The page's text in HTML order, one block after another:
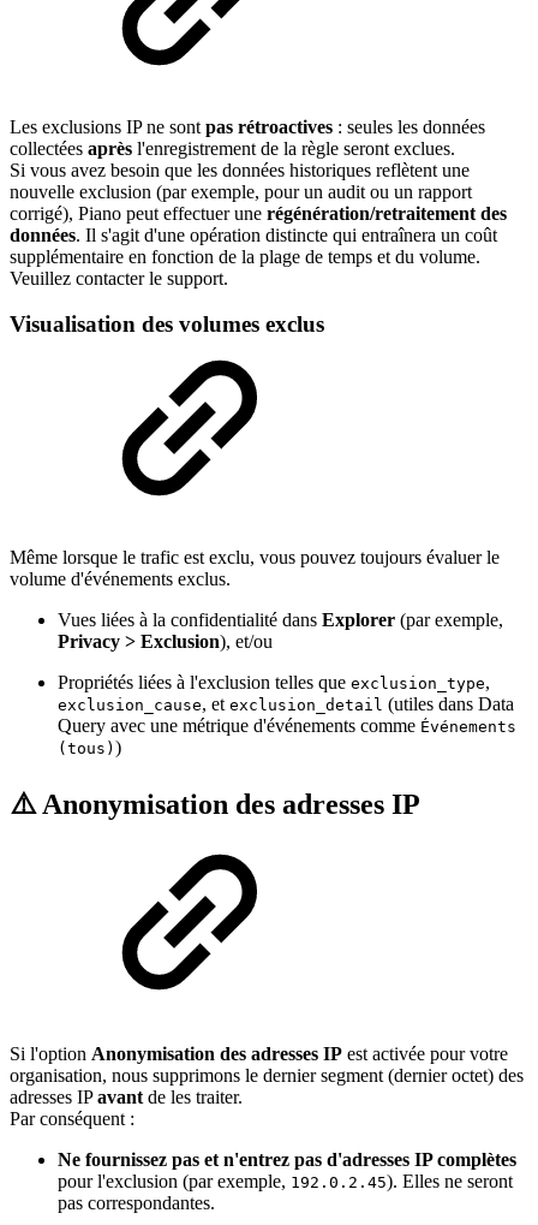
Les exclusions IP ne sont pas rétroactives : seules les données
collectées après l'enregistrement de la règle seront exclues.
Si vous avez besoin que les données historiques reflètent une
nouvelle exclusion (par exemple, pour un audit ou un rapport
corrigé), Piano peut effectuer une régénération/retraitement des
données. Il s'agit d'une opération distincte qui entraînera un coût
supplémentaire en fonction de la plage de temps et du volume.
Veuillez contacter le support.
Visualisation des volumes exclus
Même lorsque le trafic est exclu, vous pouvez toujours évaluer le
volume d'événements exclus.
Vues liées à la confidentialité dans Explorer (par exemple,
Privacy > Exclusion), et/ou
Propriétés liées à l'exclusion telles que exclusion_type,
exclusion_cause, et exclusion_detail (utiles dans Data
Query avec une métrique d'événements comme Événements
(tous) )
⚠️ Anonymisation des adresses IP
Si l'option Anonymisation des adresses IP est activée pour votre
organisation, nous supprimons le dernier segment (dernier octet) des
adresses IPavant de les traiter.
Par conséquent :
Ne fournissez pas et n'entrez pas d'adresses IP complètes
pour l'exclusion (par exemple, 192.0.2.45). Elles ne seront
pas correspondantes.